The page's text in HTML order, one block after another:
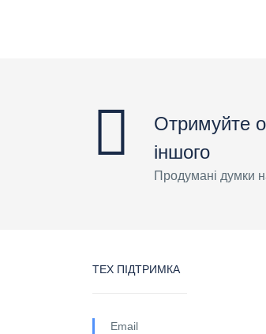
Отримуйте
іншого
Продумані думки
ТЕХ ПІДТРИМКА
Email